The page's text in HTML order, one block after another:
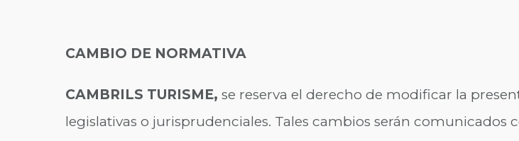
CAMBIO DE NORMATIVA
CAMBRILS TURISME, se reserva el derecho de modificar la
legislativas o jurisprudenciales. Tales cambios serán comunicados